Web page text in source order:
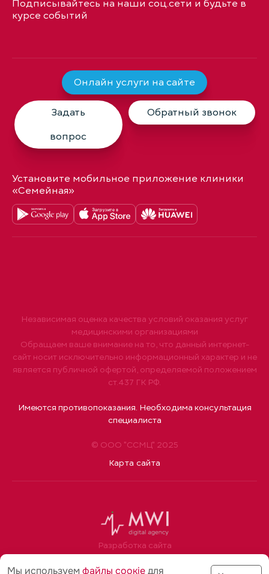
Подписывайтесь на наши соц.сети и будьте в
курсе событий
Онлайн услуги на сайте
Задать
вопрос
Обратный звонок
Установите мобильное приложение клиники
«Семейная»
© ООО "ССМЦ" 2025
Карта сайта
Независимая оценка качества условий оказания услуг
медицинскими организациями
Обращаем ваше внимание на то, что данный интернет-
сайт носит исключительно информационный характер и не
является публичной офертой, определяемой положением
ст.437 ГК РФ.
Имеются противопоказания. Необходима консультация
специалиста
Разработка сайта
Мы используем файлы соoкіедля